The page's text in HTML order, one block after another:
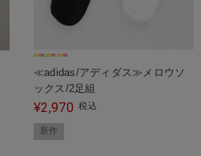
≪adidas/アディダス≫メロウソ
ックス/2足組
¥2,970 税込
新作